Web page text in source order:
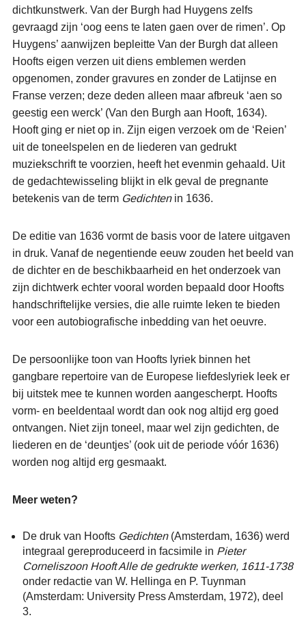
dichtkunstwerk. Van der Burgh had Huygens zelfs
gevraagd zijn ‘oog eens te laten gaen over de rimen’. Op
Huygens’ aanwijzen bepleitte Van der Burgh dat alleen
Hoofts eigen verzen uit diens emblemen werden
opgenomen, zonder gravures en zonder de Latijnse en
Franse verzen; deze deden alleen maar afbreuk ‘aen so
geestig een werck’ (Van den Burgh aan Hooft, 1634).
Hooft ging er niet op in. Zijn eigen verzoek om de ‘Reien’
uit de toneelspelen en de liederen van gedrukt
muziekschrift te voorzien, heeft het evenmin gehaald. Uit
de gedachtewisseling blijkt in elk geval de pregnante
betekenis van de term Gedichtenin 1636.
De editie van 1636 vormt de basis voor de latere uitgaven
in druk. Vanaf de negentiende eeuw zouden het beeld van
de dichter en de beschikbaarheid en het onderzoek van
zijn dichtwerk echter vooral worden bepaald door Hoofts
handschriftelijke versies, die alle ruimte leken te bieden
voor een autobiografische inbedding van het oeuvre.
De persoonlijke toon van Hoofts lyriek binnen het
gangbare repertoire van de Europese liefdeslyriek leek er
bij uitstek mee te kunnen worden aangescherpt. Hoofts
vorm- en beeldentaal wordt dan ook nog altijd erg goed
ontvangen. Niet zijn toneel, maar wel zijn gedichten, de
liederen en de ‘deuntjes’ (ook uit de periode vóór 1636)
worden nog altijd erg gesmaakt.
Meer weten?
De druk van Hoofts Gedichten(Amsterdam, 1636) werd
integraal gereproduceerd in facsimile in Pieter
Corneliszoon Hooft Alle de gedrukte werken, 1611-1738
onder redactie van W. Hellinga en P. Tuynman
(Amsterdam: University Press Amsterdam, 1972), deel
3.